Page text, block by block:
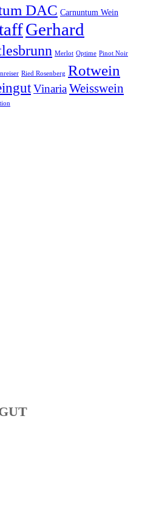
DAC Carnuntum Wein
Gerhard
Merlot Optime Pinot Noir
Ried Rosenberg Rotwein
VinariaWeisswein